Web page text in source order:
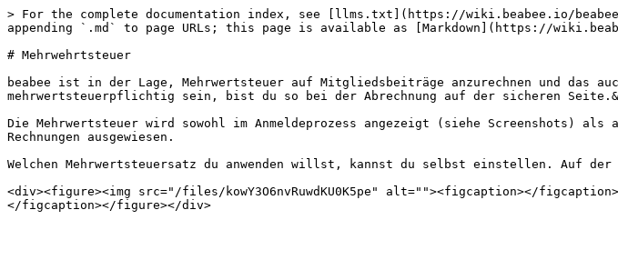
> For the complete documentation index, see [llms.txt](https://wiki.beabee.io/
appending `.md` to page URLs; this page is available as [Markdown](https://
# Mehrwehrtsteuer
beabee ist in der Lage, Mehrwertsteuer auf Mitgliedsbeiträge anzurechnen und das
mehrwertsteuerpflichtig sein, bist du so bei der Abrechnung auf der sicheren
Die Mehrwertsteuer wird sowohl im Anmeldeprozess angezeigt (siehe Screenshots)
Rechnungen ausgewiesen.
Welchen Mehrwertsteuersatz du anwenden willst, kannst du selbst einstellen. Auf
<div><figure><img src="/files/kowY3O6nvRuwdKU0K5pe" alt=""><figcaption></